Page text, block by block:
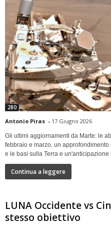
280
Antonio Piras - 17 Giugno 2026
Gli ultimi aggiornamenti da Marte: le
febbraio e marzo, un
e le basi sulla Terra e
Continua a leggere
LUNA Occidente vs
stesso obiettivo